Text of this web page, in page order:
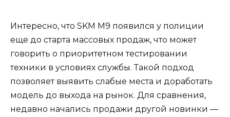
Интересно, что SKM M9 появился у полиции
еще до старта массовых продаж, что может
говорить о приоритетном тестировании
техники в условиях службы. Такой подход
позволяет выявить слабые места и доработать
модель до выхода на рынок. Для сравнения,
недавно начались продажи другой новинки —